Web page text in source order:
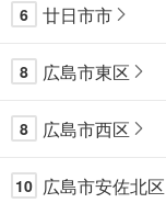
6 廿日市市
8 広島市東区
8 広島市西区
10 広島市安佐北区